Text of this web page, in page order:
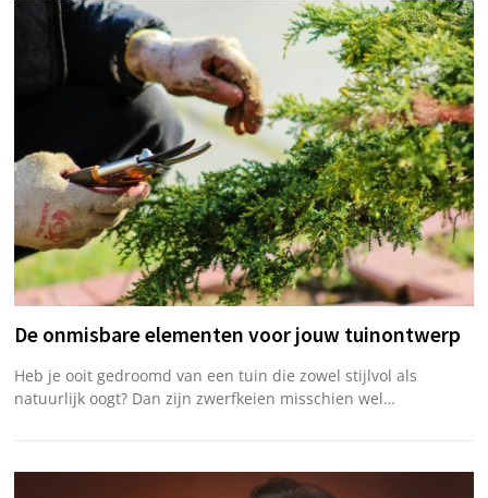
De onmisbare elementen voor jouw tuinontwerp
Heb je ooit gedroomd van een tuin die zowel stijlvol als
natuurlijk oogt? Dan zijn zwerfkeien misschien wel…